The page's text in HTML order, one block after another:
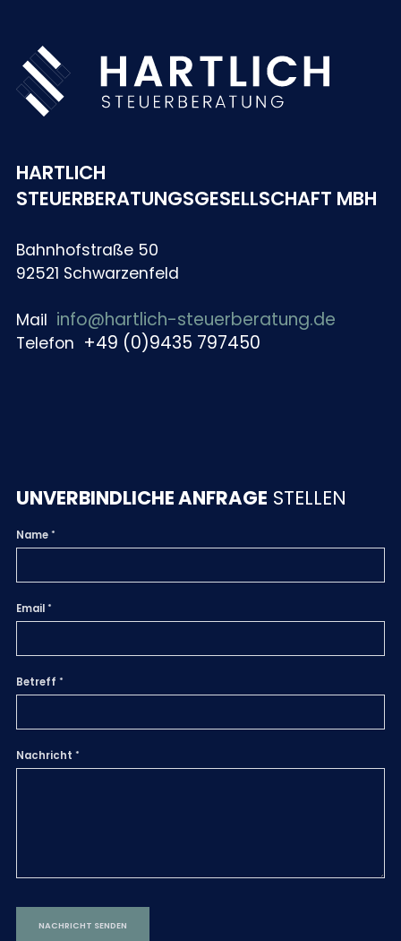
HARTLICH
STEUERBERATUNGSGESELLSCHAFT MBH
Bahnhofstraße 50
92521 Schwarzenfeld
Mail info@hartlich-steuerberatung.de
Telefon +49 (0)9435 797450
UNVERBINDLICHE ANFRAGE STELLEN
Name
Email
Betreff
Nachricht